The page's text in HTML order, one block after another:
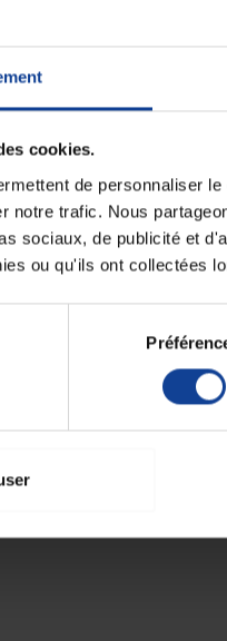
cookies.
de personnaliser
notre trafic. Nous
sociaux, de publicité et
ou qu'ils ont collectées
ISO 10555-5.
transparente équipée de
selon les normes.
veineux.
de l'air, conforme à
optimale.
Sécurisé droit